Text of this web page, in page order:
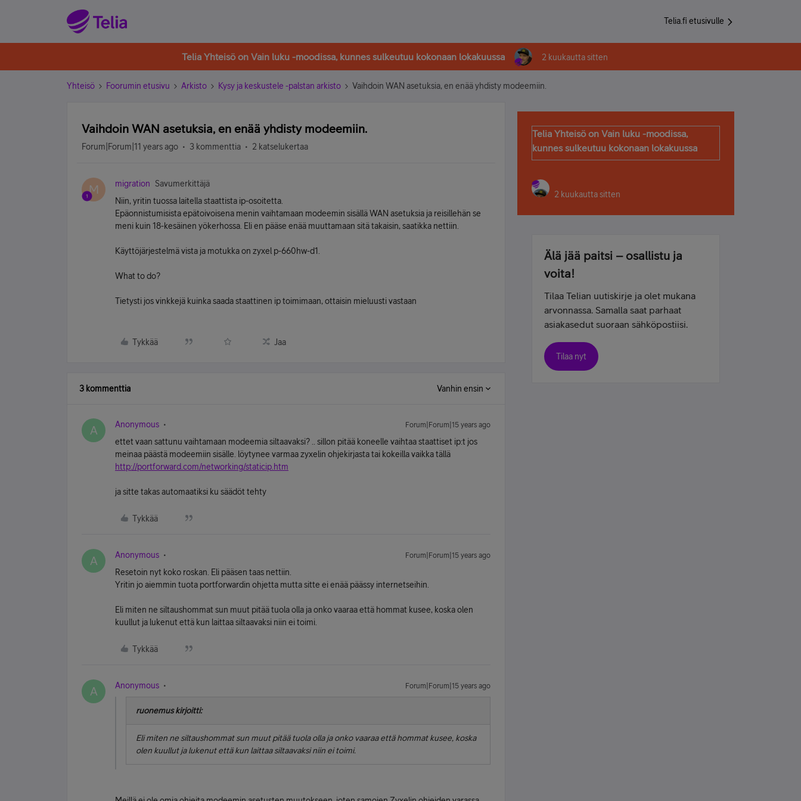
Telia.fi etusivulle
Telia Yhteisö on Vain luku -moodissa, kunnes sulkeutuu kokonaan lokakuussa 2 kuukautta sitten
Yhteisö Foorumin etusivu Arkisto Kysy ja keskustele -palstan arkisto Vaihdoin WAN asetuksia, en enää yhdisty modeemiin.
Vaihdoin WAN asetuksia, en enää yhdisty modeemiin.
Forum|Forum|11 years ago 3 kommenttia 2 katselukertaa
M migration
Savumerkittäjä
Niin, yritin tuossa laitella staattista ip-osoitetta.
Epäonnistumisista epätoivoisena menin vaihtamaan modeemin sisällä WAN asetuksia ja reisillehän se
meni kuin 18-kesäinen yökerhossa. Eli en pääse enää muuttamaan sitä takaisin, saatikka nettiin.
Käyttöjärjestelmä vista ja motukka on zyxel p-660hw-d1.
What to do?
Tietysti jos vinkkejä kuinka saada staattinen ip toimimaan, ottaisin mieluusti vastaan
Tykkää Jaa
3 kommenttia Vanhin ensin
A Anonymous Forum|Forum|15 years ago
ettet vaan sattunu vaihtamaan modeemia siltaavaksi? .. sillon pitää koneelle vaihtaa staattiset ip:t jos
meinaa päästä modeemiin sisälle. löytynee varmaa zyxelin ohjekirjasta tai kokeilla vaikka tällä
http://portforward.com/networking/staticip.htm
ja sitte takas automaatiksi ku säädöt tehty
Tykkää
A Anonymous Forum|Forum|15 years ago
Resetoin nyt koko roskan. Eli pääsen taas nettiin.
Yritin jo aiemmin tuota portforwardin ohjetta mutta sitte ei enää päässy internetseihin.
Eli miten ne siltaushommat sun muut pitää tuola olla ja onko vaaraa että hommat kusee, koska olen
kuullut ja lukenut että kun laittaa siltaavaksi niin ei toimi.
Tykkää
A Anonymous Forum|Forum|15 years ago
ruonemus kirjoitti:
Eli miten ne siltaushommat sun muut pitää tuola olla ja onko vaaraa että hommat kusee, koska
olen kuullut ja lukenut että kun laittaa siltaavaksi niin ei toimi.
Telia Yhteisö on Vain luku -moodissa,
kunnes sulkeutuu kokonaan lokakuussa
2 kuukautta sitten
Älä jää paitsi – osallistu ja
voita!
Tilaa Telian uutiskirje ja olet mukana
arvonnassa. Samalla saat parhaat
asiakasedut suoraan sähköpostiisi.
Tilaa nyt